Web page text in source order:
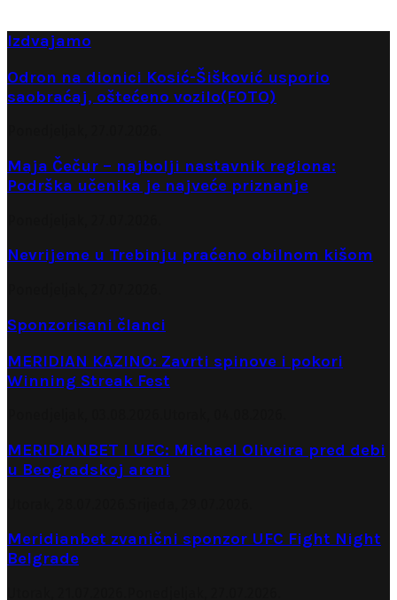
Izdvajamo
Odron na dionici Kosić-Šišković usporio
saobraćaj, oštećeno vozilo(FOTO)
Maja Čečur – najbolji nastavnik regiona:
Podrška učenika je najveće priznanje
Nevrijeme u Trebinju praćeno obilnom kišom
Sponzorisani članci
MERIDIAN KAZINO: Zavrti spinove i pokori
Winning Streak Fest
MERIDIANBET I UFC: Michael Oliveira pred debi
u Beogradskoj areni
Meridianbet zvanični sponzor UFC Fight Night
Belgrade